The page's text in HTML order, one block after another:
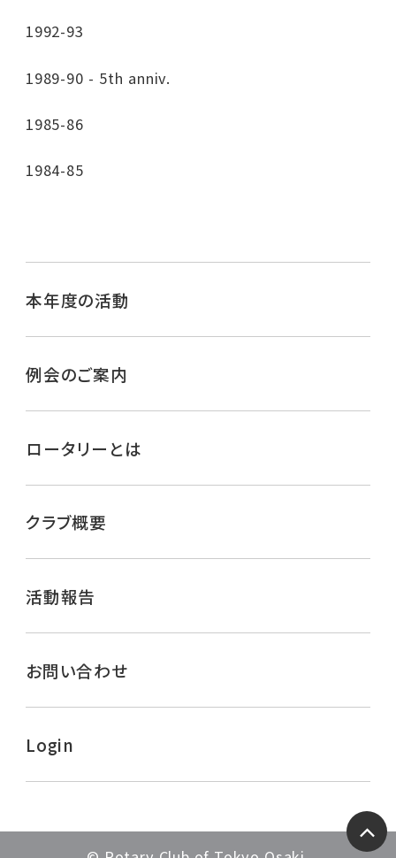
1992-93
1989-90 - 5th anniv.
1985-86
1984-85
本年度の活動
例会のご案内
ロータリーとは
クラブ概要
活動報告
お問い合わせ
Login
ペー